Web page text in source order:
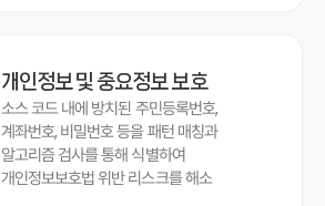
개인정보 및 중요정보 보호
소스 코드 내에 방치된 주민등록번호,
계좌번호, 비밀번호 등을 패턴 매칭과
알고리즘 검사를 통해 식별하여
개인정보보호법 위반 리스크를 해소